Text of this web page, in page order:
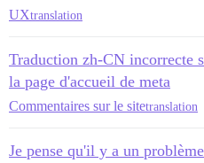
UXtranslation
Traduction zh-CN incorrecte
la page d'accueil de meta
Commentaires sur le sitetranslation
Je pense qu'il y a un problème